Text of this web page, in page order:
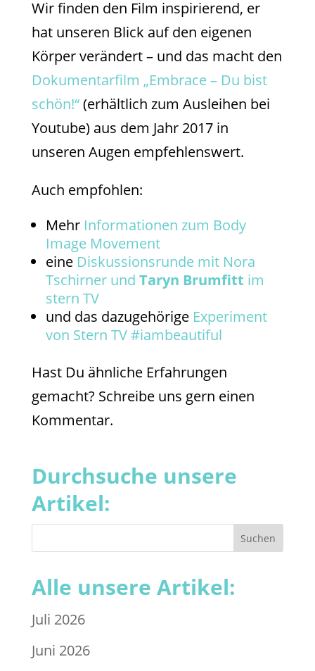
Wir finden den Film inspirierend, er
hat unseren Blick auf den eigenen
Körper verändert – und das macht den
Dokumentarfilm „Embrace – Du bist
schön!“(erhältlich zum Ausleihen bei
Youtube) aus dem Jahr 2017 in
unseren Augen empfehlenswert.
Auch empfohlen:
Mehr Informationen zum Body
Image Movement
eine Diskussionsrunde mit Nora
Tschirner und Taryn Brumfitt im
stern TV
und das dazugehörige Experiment
von Stern TV #iambeautiful
Hast Du ähnliche Erfahrungen
gemacht? Schreibe uns gern einen
Kommentar.
Durchsuche unsere
Artikel:
Alle unsere Artikel:
Juli 2026
Juni 2026